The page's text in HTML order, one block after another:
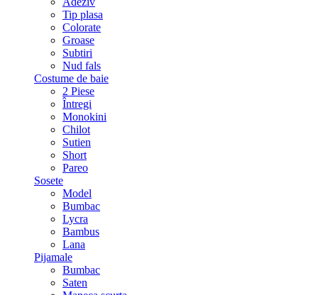
Tip plasa
Colorate
Groase
Subtiri
Nud fals
Costume de baie
2 Piese
Întregi
Monokini
Chilot
Sutien
Short
Pareo
Sosete
Model
Bumbac
Lycra
Bambus
Lana
Pijamale
Bumbac
Saten